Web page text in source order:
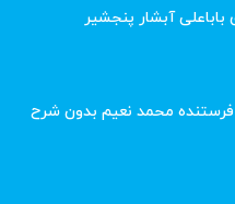
آبشار پنجشیر
فرستنده محمد نعیم بدون شرح